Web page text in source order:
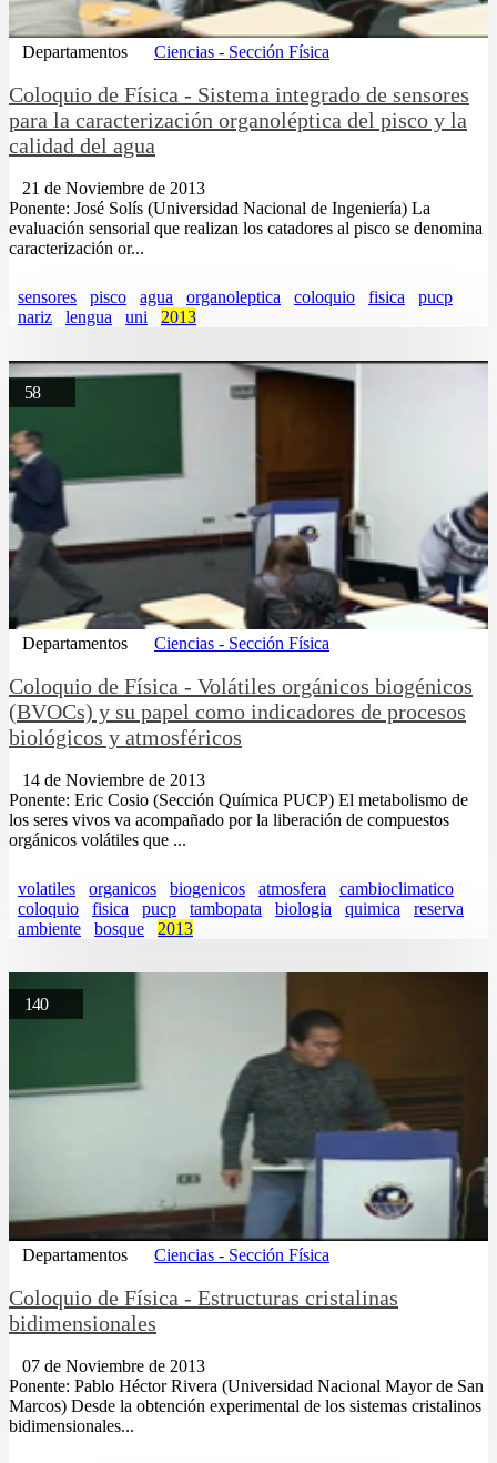
Departamentos Ciencias - Sección Física
Coloquio de Física - Sistema integrado de sensores
para la caracterización organoléptica del pisco y la
calidad del agua
21 de Noviembre de 2013
Ponente: José Solís (Universidad Nacional de Ingeniería) La
evaluación sensorial que realizan los catadores al pisco se denomina
caracterización or...
sensores pisco agua organoleptica coloquio fisica
pucp
nariz
lengua uni 2013
58
Departamentos Ciencias - Sección Física
Coloquio de Física - Volátiles orgánicos biogénicos
(BVOCs) y su papel como indicadores de procesos
biológicos y atmosféricos
14 de Noviembre de 2013
Ponente: Eric Cosio (Sección Química PUCP) El metabolismo de
los seres vivos va acompañado por la liberación de compuestos
orgánicos volátiles que ...
volatiles organicos biogenicos atmosfera
cambioclimatico
coloquio
fisica pucp tambopata biologia quimica
reserva
ambiente
bosque 2013
140
Departamentos Ciencias - Sección Física
Coloquio de Física - Estructuras cristalinas
bidimensionales
07 de Noviembre de 2013
Ponente: Pablo Héctor Rivera (Universidad Nacional Mayor de San
Marcos) Desde la obtención experimental de los sistemas cristalinos
bidimensionales...